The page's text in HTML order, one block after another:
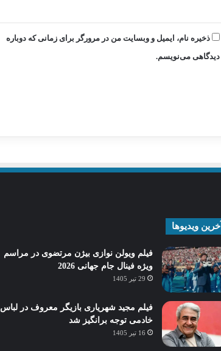
ذخیره نام، ایمیل و وبسایت من در مرورگر برای زمانی که دوباره
دیدگاهی می‌نویسم.
آخرین ویدیوها
فیلم ویولن نوازی بیژن مرتضوی در مراسم
ویژه فینال جام جهانی 2026
29 تیر 1405
فیلم مجید شهریاری بازیگر معروف در لباس
خادمی توجه برانگیز شد
16 تیر 1405